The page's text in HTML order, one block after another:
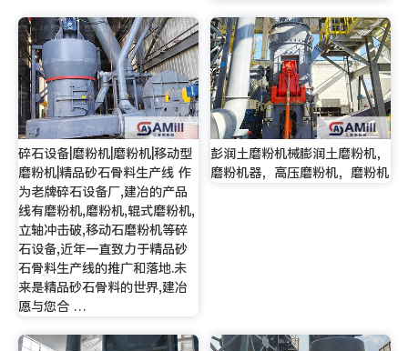
碎石设备|磨粉机|磨粉机|移动型
磨粉机|精品砂石骨料生产线 作
为老牌碎石设备厂,建冶的产品
线有磨粉机,磨粉机,辊式磨粉机,
立轴冲击破,移动石磨粉机等碎
石设备,近年一直致力于精品砂
石骨料生产线的推广和落地.未
来是精品砂石骨料的世界,建冶
愿与您合 …
彭润土磨粉机械膨润土磨粉机，
磨粉机器，高压磨粉机，磨粉机